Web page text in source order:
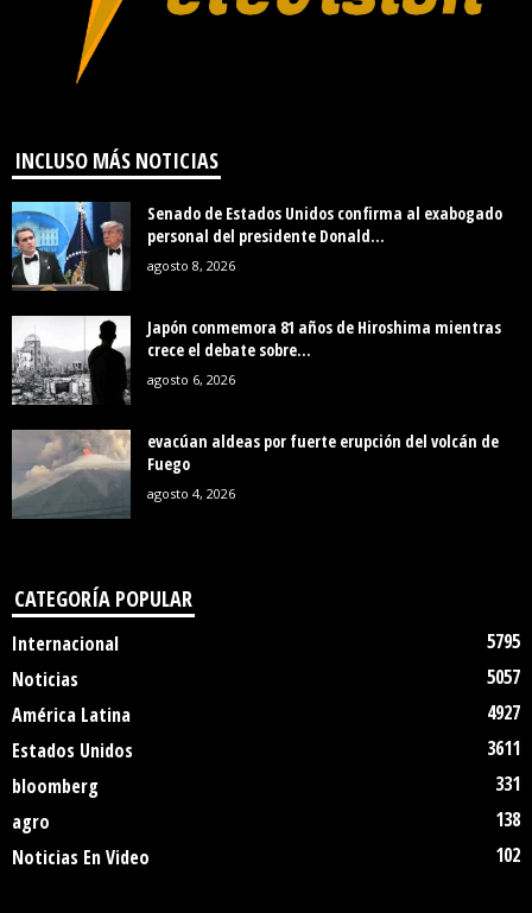
INCLUSO MÁS NOTICIAS
Senado de Estados Unidos confirma al exabogado
personal del presidente Donald...
agosto 8, 2026
Japón conmemora 81 años de Hiroshima mientras
crece el debate sobre...
agosto 6, 2026
evacúan aldeas por fuerte erupción del volcán de
Fuego
agosto 4, 2026
CATEGORÍA POPULAR
Internacional
5795
Noticias
5057
América Latina
4927
Estados Unidos
3611
bloomberg
331
agro
138
Noticias En Video
102